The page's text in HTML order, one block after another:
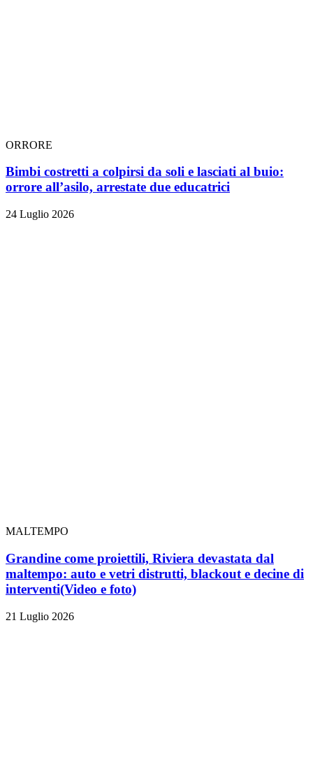
ORRORE
Bimbi costretti a colpirsi da soli e lasciati al buio:
orrore all’asilo, arrestate due educatrici
24 Luglio 2026
MALTEMPO
Grandine come proiettili, Riviera devastata dal
maltempo: auto e vetri distrutti, blackout e decine di
interventi(Video e foto)
21 Luglio 2026